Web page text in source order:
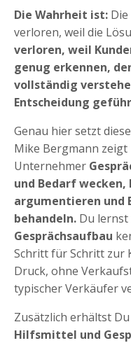
Die Wahrheit ist:
verloren, weil die
verloren, weil
genug erkennen,
vollständig
Entscheidung
Genau hier setzt
Mike Bergmann
Unternehmer
und Bedarf wecken,
argumentieren und
behandeln. Du lernst
Gesprächsaufbau
Schritt für Schritt zur
Druck, ohne
typischer Verkäufer
Zusätzlich erhältst Du
Hilfsmittel und